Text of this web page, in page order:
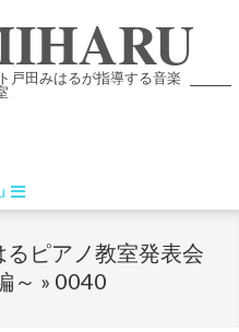
戸田みはるが指導する音楽
ピアノ教室発表会
～ » 0040